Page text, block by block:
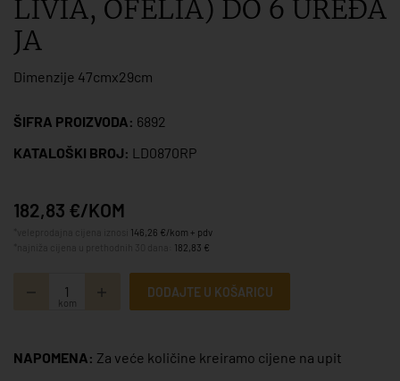
LIVIA, OFELIA) DO 6 UREĐA
JA
Dimenzije 47cmx29cm
ŠIFRA PROIZVODA: 6892
KATALOŠKI BROJ: LD0870RP
182,83 €/KOM
146,26 €/kom + pdv
182,83 €
kom
DODAJTE U KOŠARICU
NAPOMENA: Za veće količine kreiramo cijene na upit